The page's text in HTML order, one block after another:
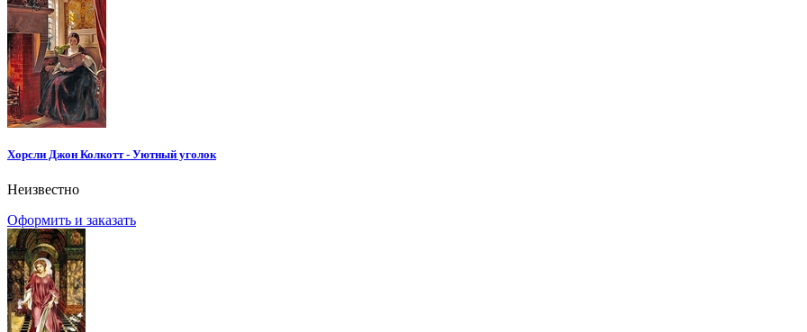
Хорсли Джон Колкотт - Уютный уголок
Неизвестно
Оформить и заказать